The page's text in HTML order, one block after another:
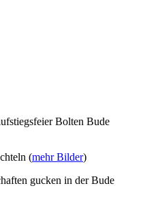
Bolten Bude
(mehr Bilder)
gucken in der Bude